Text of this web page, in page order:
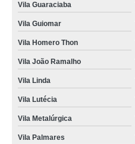
Vila Guaraciaba
Vila Guiomar
Vila Homero Thon
Vila João Ramalho
Vila Linda
Vila Lutécia
Vila Metalúrgica
Vila Palmares